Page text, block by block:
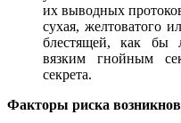
их выводных
сухая, желтоватого
блестящей, как бы
вязким гнойным
секрета.
Факторы риска